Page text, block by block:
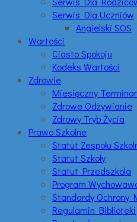
Serwis Dla Uczniów
Angielski SOS
Wartości
Ciasto Spokoju
Kodeks Wartości
Zdrowie
Miesięczny
Zdrowe Odżywianie
Zdrowy Tryb Życia
Prawo Szkolne
Statut Zespołu
Statut Szkoły
Statut Przedszkola
Program
Standardy Ochrony
Regulamin Biblioteki